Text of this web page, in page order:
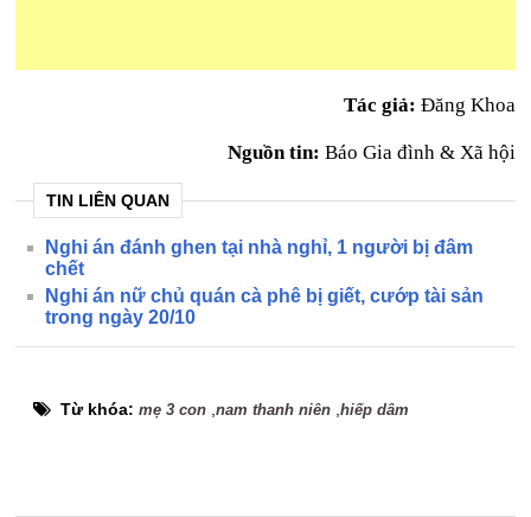
Tác giả: Đăng Khoa
Nguồn tin: Báo Gia đình & Xã hội
TIN LIÊN QUAN
Nghi án đánh ghen tại nhà nghỉ, 1 người bị đâm
chết
Nghi án nữ chủ quán cà phê bị giết, cướp tài sản
trong ngày 20/10
Từ khóa:mẹ 3 con ,nam thanh niên ,hiếp dâm